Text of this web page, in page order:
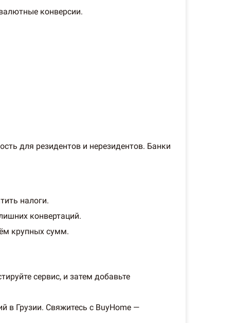
конверсии.
для резидентов и нерезидентов. Банки
налоги.
конвертаций.
крупных сумм.
сервис, и затем добавьте
в Грузии. Свяжитесь с BuyHome —